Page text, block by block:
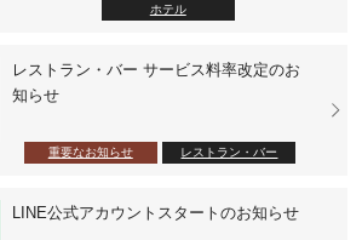
ホテル
レストラン・バー サービス料率改定のお
知らせ
重要なお知らせ レストラン・バー
LINE公式アカウントスタートのお知らせ